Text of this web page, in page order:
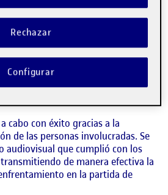
en el final de una partida de
de mesa del Salvaje Oeste. El
mientras todos se preparan para el
Sin embargo, el giro inesperado
su as en la manga, la última
pone fin al malvado plan del
de la partida y la victoria del
cabo con éxito gracias a la
de las personas involucradas. Se
audiovisual que cumplió con los
de manera efectiva la
en la partida de
Rechazar
Configurar